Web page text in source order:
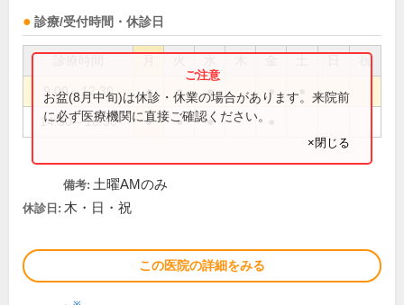
診療/受付時間・休診日
祝
9:00～12:30 ● ● ● ●
14:30～18:30 ● ● ●
お盆(8月中旬)は休診・休業の場合があります。来院前
に必ず医療機関に直接ご確認ください。
×閉じる
備考: 土曜AMのみ
休診日: 木・日・祝
この医院の詳細をみる